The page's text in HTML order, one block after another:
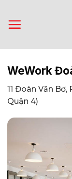
qua
nội
WeWork
11 Đoàn Văn
Quận 4)